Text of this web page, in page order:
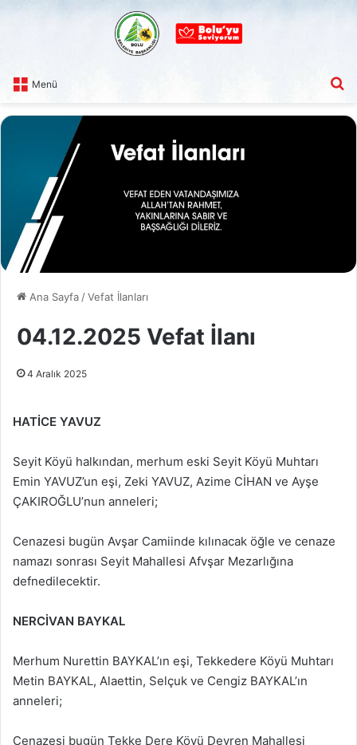
Menü
Ana Sayfa /Vefat İlanları
04.12.2025 Vefat İlanı
4 Aralık 2025
HATİCE YAVUZ
Seyit Köyü halkından, merhum eski Seyit Köyü Muhtarı
Emin YAVUZ’un eşi, Zeki YAVUZ, Azime CİHAN ve Ayşe
ÇAKIROĞLU’nun anneleri;
Cenazesi bugün Avşar Camiinde kılınacak öğle ve cenaze
namazı sonrası Seyit Mahallesi Afvşar Mezarlığına
defnedilecektir.
NERCİVAN BAYKAL
Merhum Nurettin BAYKAL’ın eşi, Tekkedere Köyü Muhtarı
Metin BAYKAL, Alaettin, Selçuk ve Cengiz BAYKAL’ın
anneleri;
Cenazesi bugün Tekke Dere Köyü Devren Mahallesi